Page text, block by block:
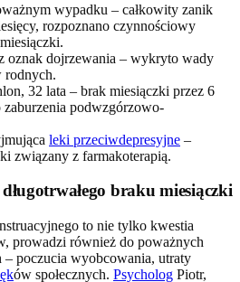
wypadku – całkowity zanik
rozpoznano czynnościowy
oznak dojrzewania – wykryto wady
rodnych.
32 lata – brak miesiączki przez 6
zaburzenia podwzgórzowo-
leki przeciwdepresyjne –
związany z farmakoterapią.
braku miesiączki
to nie tylko kwestia
prowadzi również do poważnych
poczucia wyobcowania, utraty
ów społecznych. Psycholog Piotr,